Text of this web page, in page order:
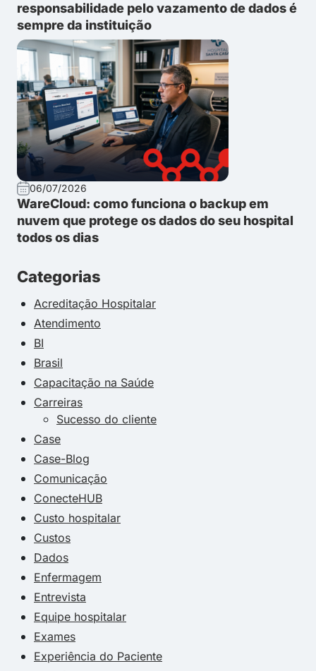
responsabilidade pelo vazamento de dados é
sempre da instituição
06/07/2026
WareCloud: como funciona o backup em
nuvem que protege os dados do seu hospital
todos os dias
Categorias
Acreditação Hospitalar
Atendimento
BI
Brasil
Capacitação na Saúde
Carreiras
Sucesso do cliente
Case
Case-Blog
Comunicação
ConecteHUB
Custo hospitalar
Custos
Dados
Enfermagem
Entrevista
Equipe hospitalar
Exames
Experiência do Paciente